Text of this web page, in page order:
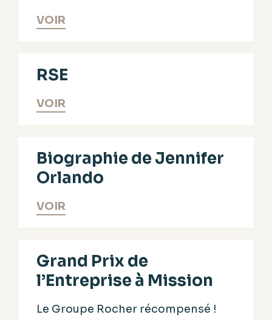
VOIR
RSE
VOIR
Biographie de Jennifer
Orlando
VOIR
Grand Prix de
l’Entreprise à Mission​
Le Groupe Rocher récompensé !